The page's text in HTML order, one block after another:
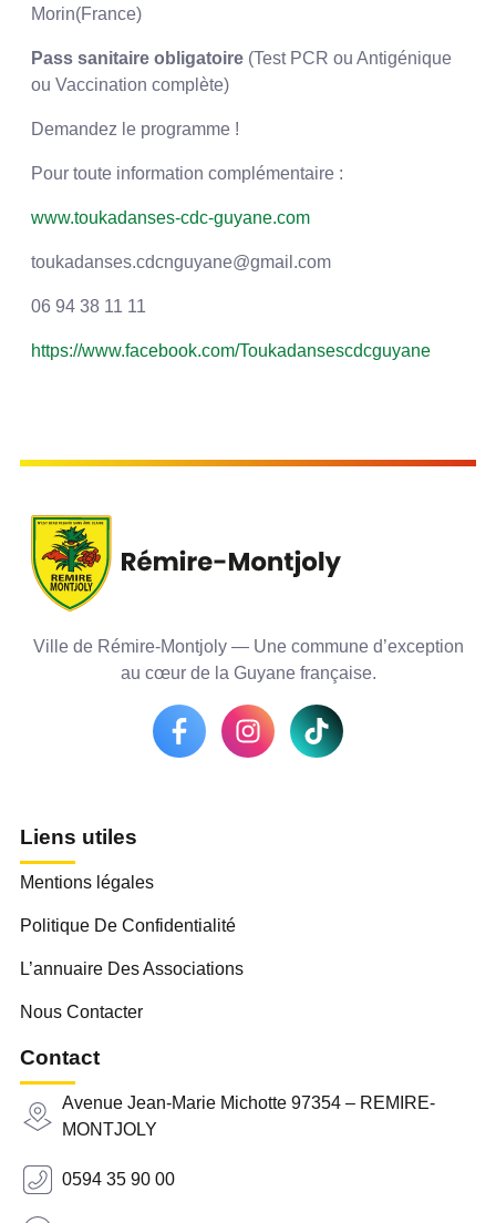
Morin(France)
Pass sanitaire obligatoire (Test PCR ou Antigénique
ou Vaccination complète)
Demandez le programme !
Pour toute information complémentaire :
www.toukadanses-cdc-guyane.com
toukadanses.cdcnguyane@gmail.com
06 94 38 11 11
https://www.facebook.com/Toukadansescdcguyane
Ville de Rémire-Montjoly — Une commune d’exception
au cœur de la Guyane française.
Liens utiles
Mentions légales
Politique De Confidentialité
L’annuaire Des Associations
Nous Contacter
Contact
Avenue Jean-Marie Michotte 97354 – REMIRE-
MONTJOLY
0594 35 90 00